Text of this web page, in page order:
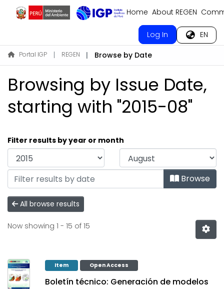
Home About REGEN
Log In EN
Portal IGP REGEN Browse by Date
Browsing by Issue Date,
starting with "2015-08"
Filter results by year or month
Browse
All browse results
Now showing 1 - 15 of 15
Item Open Access
Boletín técnico: Generación de modelos